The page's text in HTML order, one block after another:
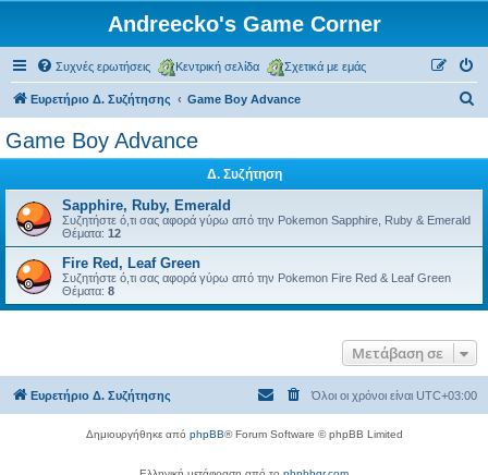
Andreecko's Game Corner
Συχνές ερωτήσεις Κεντρική σελίδα Σχετικά με εμάς
Ευρετήριο Δ. Συζήτησης Game Boy Advance
η
Game Boy Advance
Δ. Συζήτηση
Sapphire, Ruby, Emerald
Συζητήστε ό,τι σας αφορά γύρω από την Pokemon Sapphire, Ruby & Emerald
Θέματα: 12
Fire Red, Leaf Green
Συζητήστε ό,τι σας αφορά γύρω από την Pokemon Fire Red & Leaf Green
Θέματα: 8
Μετάβαση σε
Ευρετήριο Δ. Συζήτησης Όλοι οι χρόνοι είναι UTC+03:00
Δημιουργήθηκε από phpBB® Forum Software © phpBB Limited